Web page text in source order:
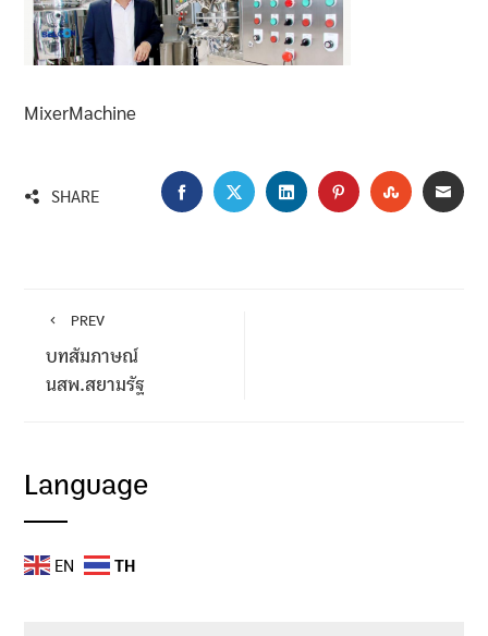
MixerMachine
SHARE FACEBOOKTWITTERLINKEDINPINTEREST
PREV
บทสัมภาษณ์
นสพ.สยามรัฐ
Language
EN TH